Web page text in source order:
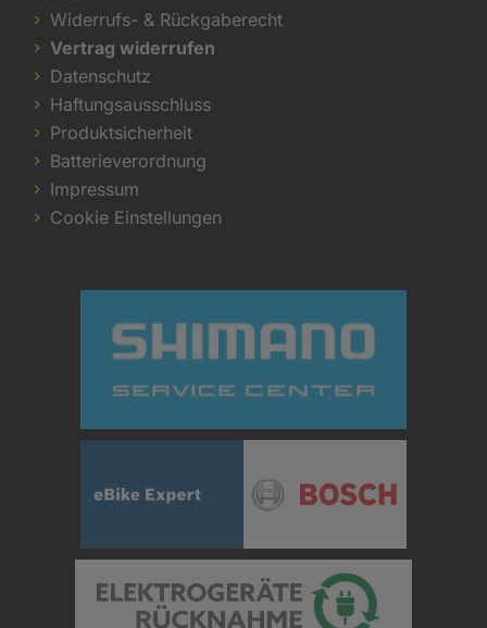
Widerrufs- & Rückgaberecht
Vertrag widerrufen
Datenschutz
Haftungsausschluss
Produktsicherheit
Batterieverordnung
Impressum
Cookie Einstellungen